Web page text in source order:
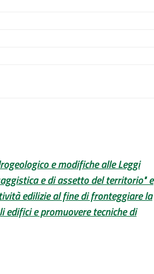
e modifiche alle Leggi
e di assetto del territorio" e
edilizie al fine di fronteggiare la
edifici e promuovere tecniche di